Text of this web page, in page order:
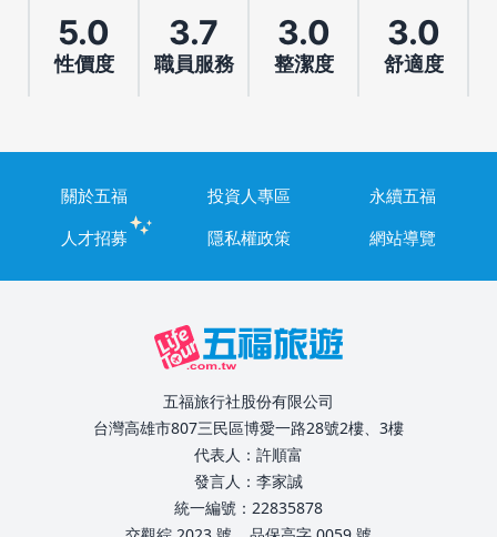
5.0
性價度
3.7
職員服務
3.0
整潔度
3.0
舒適度
關於五福 投資人專區
永續五福
人才招募
隱私權政策 網站導覽
五福旅行社股份有限公司
台灣高雄市807三民區博愛一路28號2樓、3樓
代表人：許順富
發言人：李家誠
統一編號：22835878